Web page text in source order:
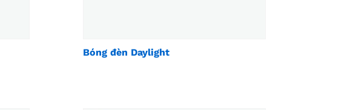
Bóng đèn Daylight